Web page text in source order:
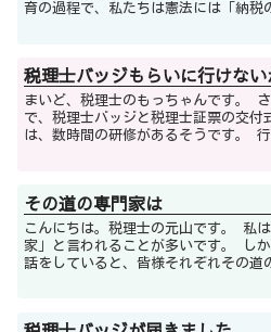
育の過程で、私たちは憲法には「納税
税理士バッジもらいに行けない
まいど、税理士のもっちゃんです。 さて、明日は関東信越税理士会
で、税理士バッジと税理士証票の交付式があり
は、数時間の研修があるそうです。 行く気まんまんで準備していた
その道の専門家は
こんにちは。税理士の元山です。 私は税理士という立場上、「専門
家」と言われることが多いです。 しかし、私の顧問先のお客様とお
話をしていると、皆様それぞれその道